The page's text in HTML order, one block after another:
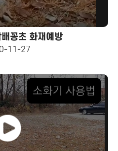
꽁초 화재예방
11-27